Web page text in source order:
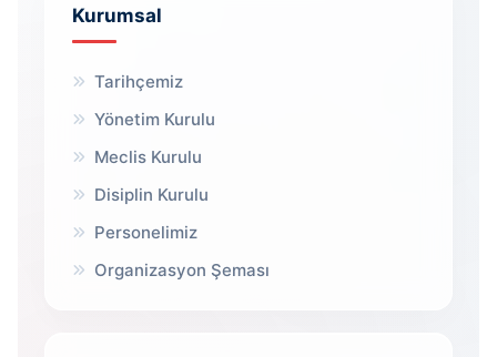
Kurumsal
Tarihçemiz
Yönetim Kurulu
Meclis Kurulu
Disiplin Kurulu
Personelimiz
Organizasyon Şeması